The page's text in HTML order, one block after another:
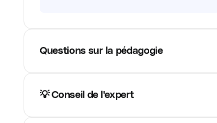
Questions sur la pédagogie
💡 Conseil de l'expert